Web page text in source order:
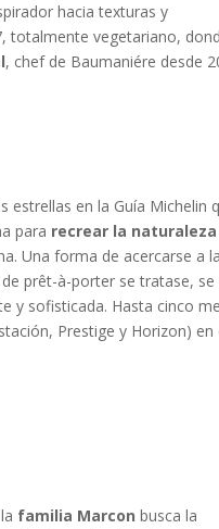
hacia texturas y
totalmente vegetariano,
, chef de Baumaniére desde
estrellas en la Guía Michelin
para recrear la naturaleza
Una forma de acercarse a la
prêt-à-porter se tratase, se
y sofisticada. Hasta cinco
Prestige y Horizon) en
familia Marcon busca la